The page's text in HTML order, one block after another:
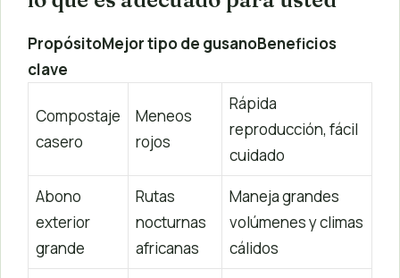
PropósitoMejor tipo de gusanoBeneficios
clave
Compostaje
casero
Meneos
rojos
Rápida
reproducción, fácil
cuidado
Abono
exterior
grande
Rutas
nocturnas
africanas
Maneja grandes
volúmenes y climas
cálidos